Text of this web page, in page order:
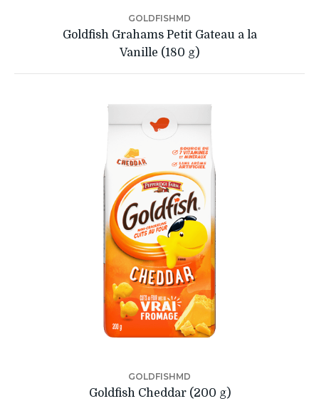
GOLDFISHMD
Goldfish Grahams Petit Gateau a la
Vanille (180 g)
GOLDFISHMD
Goldfish Cheddar (200 g)